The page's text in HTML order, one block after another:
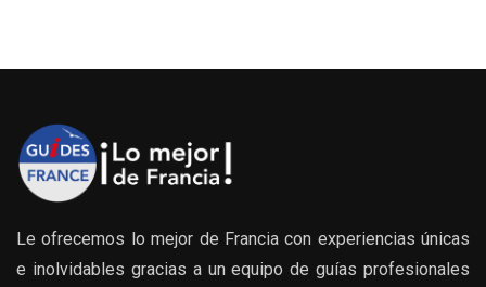
Le ofrecemos lo mejor de Francia con experiencias únicas
e inolvidables gracias a un equipo de guías profesionales